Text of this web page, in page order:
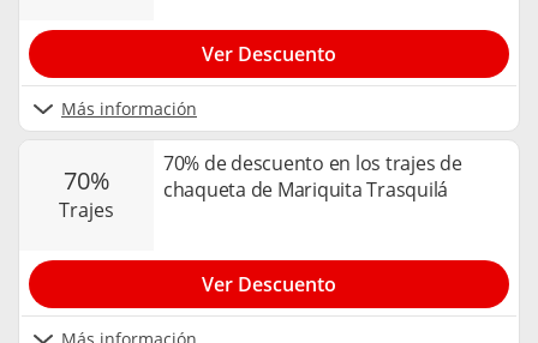
Más información
Ver Descuento
70%
trajes
70% de descuento en los trajes de
chaqueta de Mariquita Trasquilá
Ver Descuento